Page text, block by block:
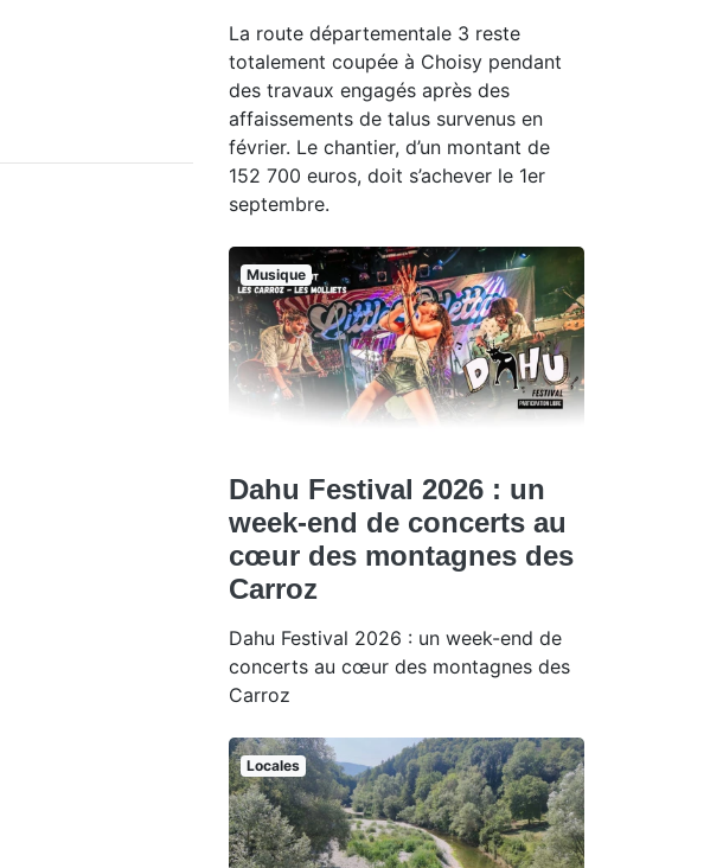
La route départementale 3 reste
totalement coupée à Choisy pendant
des travaux engagés après des
affaissements de talus survenus en
février. Le chantier, d’un montant de
152 700 euros, doit s’achever le 1er
septembre.
Musique
Dahu Festival 2026 : un
week-end de concerts au
cœur des montagnes des
Carroz
Dahu Festival 2026 : un week-end de
concerts au cœur des montagnes des
Carroz
Locales